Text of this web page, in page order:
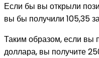
Если бы вы открыли
вы бы получили 105,35
Таким образом, если вы
доллара, вы получите